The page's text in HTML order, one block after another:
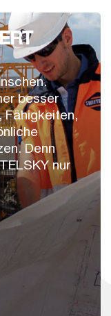
besser
Fähigkeiten,
Denn
nur